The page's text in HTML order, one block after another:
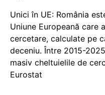
Unici în UE: România
Uniune Europeană care
cercetare, calculate pe
deceniu. Între 2015-
masiv cheltuielile de
Eurostat